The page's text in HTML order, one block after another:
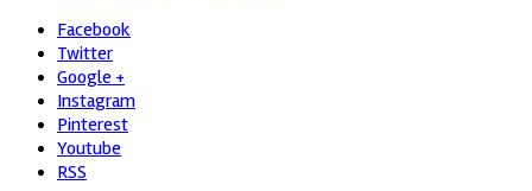
Facebook
Twitter
Google +
Instagram
Pinterest
Youtube
RSS